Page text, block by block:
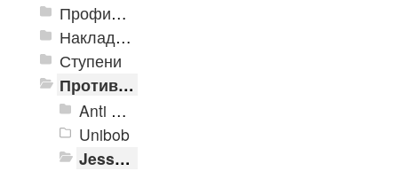
Профили алюминиевые с резиновой вставкой
Накладки противоскользящие резиновые
Ступени
Противоскользящие ленты
Anti Slip Systems
Unibob
Jessup Safety Track